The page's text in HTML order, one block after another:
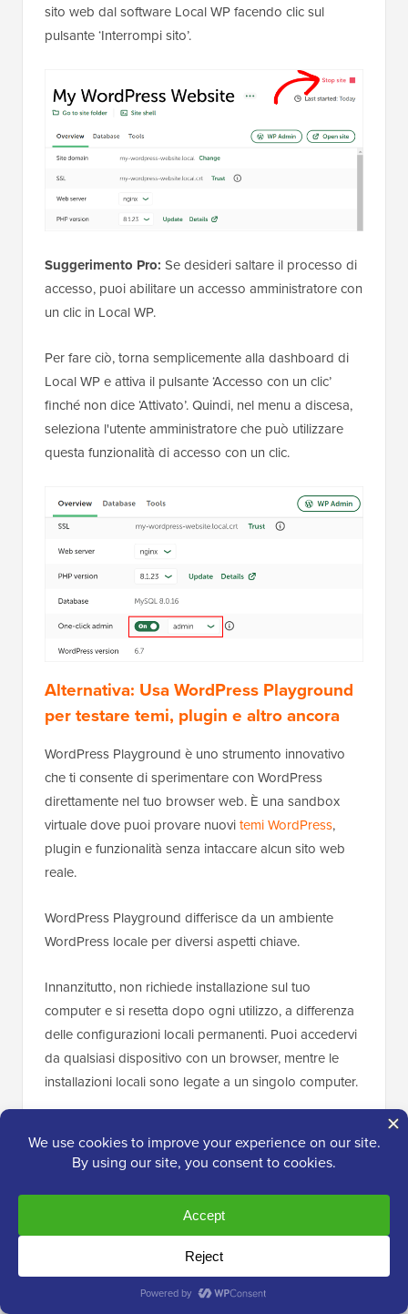
sito web dal software Local WP facendo clic sul
pulsante ‘Interrompi sito’.
Suggerimento Pro: Se desideri saltare il processo di
accesso, puoi abilitare un accesso amministratore con
un clic in Local WP.
Per fare ciò, torna semplicemente alla dashboard di
Local WP e attiva il pulsante ‘Accesso con un clic’
finché non dice ‘Attivato’. Quindi, nel menu a discesa,
seleziona l'utente amministratore che può utilizzare
questa funzionalità di accesso con un clic.
Alternativa: Usa WordPress Playground
per testare temi, plugin e altro ancora
WordPress Playground è uno strumento innovativo
che ti consente di sperimentare con WordPress
direttamente nel tuo browser web. È una sandbox
virtuale dove puoi provare nuovitemi WordPress,
plugin e funzionalità senza intaccare alcun sito web
reale.
WordPress Playground differisce da un ambiente
WordPress locale per diversi aspetti chiave.
Innanzitutto, non richiede installazione sul tuo
computer e si resetta dopo ogni utilizzo, a differenza
delle configurazioni locali permanenti. Puoi accedervi
da qualsiasi dispositivo con un browser, mentre le
installazioni locali sono legate a un singolo computer.
e apprendimento, un ambiente WordPress locale sul
tuo computer Windows offre maggiore flessibilità per
progetti di sviluppo a lungo termine.
come usare WordPress Playground nel tuo browser